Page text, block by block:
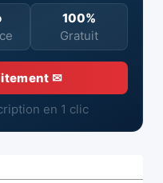
100%
Gratuit
✉
en 1 clic